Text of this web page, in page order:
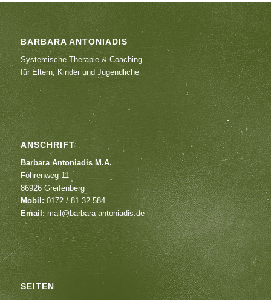
BARBARA ANTONIADIS
Systemische Therapie & Coaching
für Eltern, Kinder und Jugendliche
ANSCHRIFT
Barbara Antoniadis M.A.
Föhrenweg 11
86926 Greifenberg
Mobil:0172 / 81 32 584
Email:mail@barbara-antoniadis.de
SEITEN